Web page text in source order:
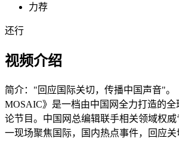
力荐
还行
视频介绍
简介： "回应国际关切，传播中国声音"。
MOSAIC》是一档由中国网全力打造的
论节目。中国网总编辑联手相关领域权
一现场聚焦国际，国内热点事件，回应